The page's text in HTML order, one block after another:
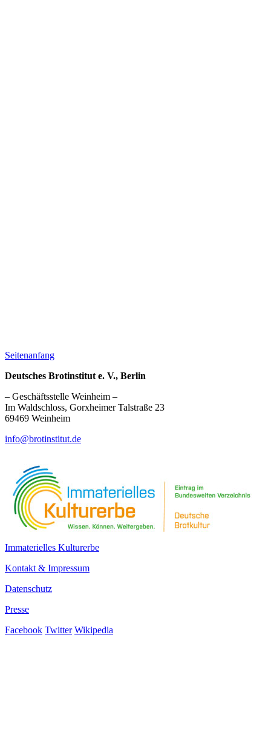
Seitenanfang
Deutsches Brotinstitut e. V., Berlin
– Geschäftsstelle Weinheim –
Im Waldschloss, Gorxheimer Talstraße 23
69469 Weinheim
info@brotinstitut.de
Immaterielles Kulturerbe
Kontakt & Impressum
Datenschutz
Presse
Facebook Twitter Wikipedia